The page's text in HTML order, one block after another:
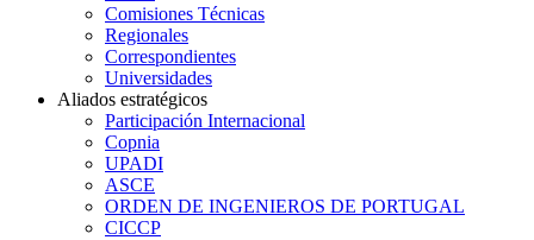
Comisiones Técnicas
Regionales
Correspondientes
Universidades
Aliados estratégicos
Participación Internacional
Copnia
UPADI
ASCE
ORDEN DE INGENIEROS DE PORTUGAL
CICCP